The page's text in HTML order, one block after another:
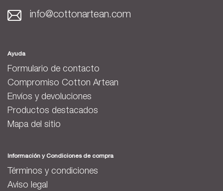
info@cottonartean.com
Ayuda
Formulario de contacto
Compromiso Cotton Artean
Envíos y devoluciones
Productos destacados
Mapa del sitio
Información y Condiciones de compra
Términos y condiciones
Aviso legal